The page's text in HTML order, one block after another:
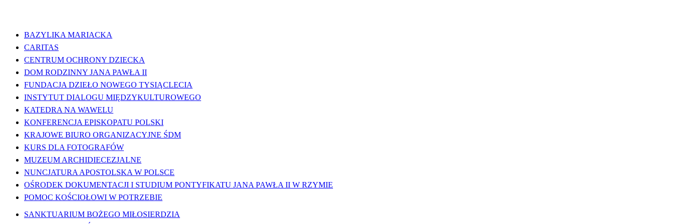
BAZYLIKA MARIACKA
CARITAS
CENTRUM OCHRONY DZIECKA
DOM RODZINNY JANA PAWŁA II
FUNDACJA DZIEŁO NOWEGO TYSIĄCLECIA
INSTYTUT DIALOGU MIĘDZYKULTUROWEGO
KATEDRA NA WAWELU
KONFERENCJA EPISKOPATU POLSKI
KRAJOWE BIURO ORGANIZACYJNE ŚDM
KURS DLA FOTOGRAFÓW
MUZEUM ARCHIDIECEZJALNE
NUNCJATURA APOSTOLSKA W POLSCE
OŚRODEK DOKUMENTACJI I STUDIUM PONTYFIKATU JANA PAWŁA II W RZYMIE
POMOC KOŚCIOŁOWI W POTRZEBIE
SANKTUARIUM BOŻEGO MIŁOSIERDZIA